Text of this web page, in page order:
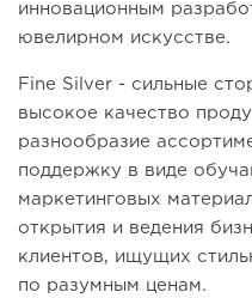
инновационным
ювелирном искусстве.
Fine Silver - сильные
высокое качество
разнообразие
поддержку в виде
маркетинговых
открытия и ведения
клиентов, ищущих
по разумным ценам.